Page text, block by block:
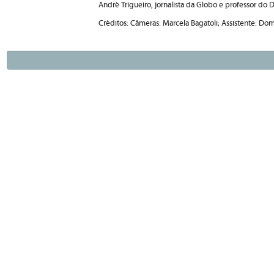
André Trigueiro, jornalista da Globo e professor do
Créditos: Câmeras: Marcela Bagatoli; Assistente: